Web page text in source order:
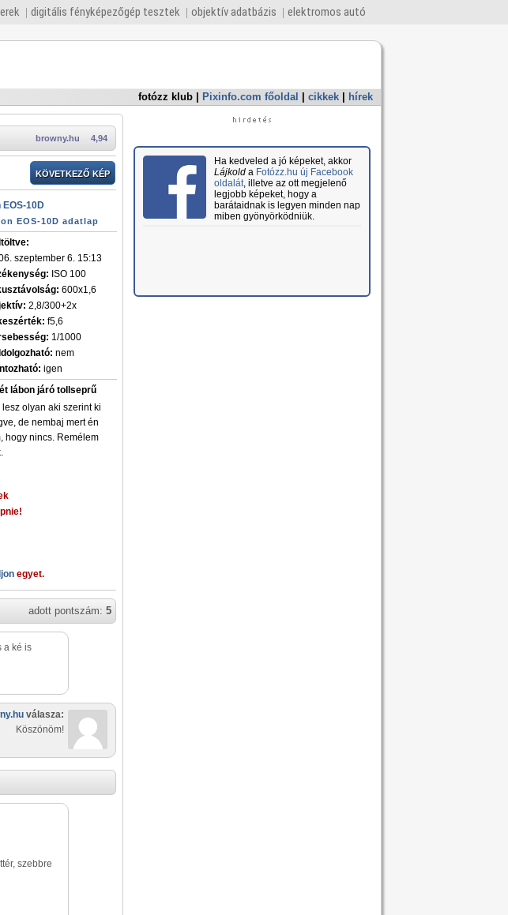
digitális fényképezőgép tesztek objektív adatbázis elektromos autó
fotózz klub Pixinfo.com főoldal cikkek hírek
4,94
browny.hu
KÖVETKEZŐ KÉP
EOS-10D
EOS-10D adatlap
szeptember 6. 15:13
ISO 100
600x1,6
2,8/300+2x
f5,6
1/1000
nem
igen
lábon járó tollseprű
lesz olyan aki szerint ki
de nembaj mert én
hogy nincs. Remélem
egyet.
adott pontszám: 5
a ké is
válasza:
Köszönöm!
szebbre
Ha kedveled a jó képeket, akkor
Lájkolda Fotózz.hu új Facebook
oldalát, illetve az ott megjelenő
legjobb képeket, hogy a
barátaidnak is legyen minden nap
miben gyönyörködniük.